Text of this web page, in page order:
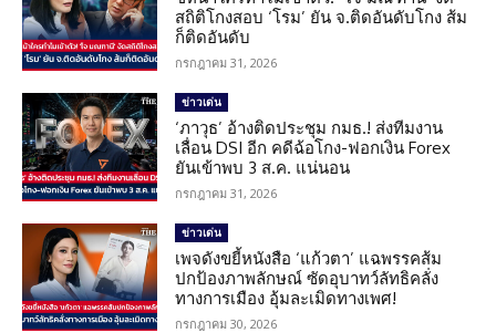
สถิติโกงสอบ ‘โรม’ ยัน จ.ติดอันดับโกง ส้ม
ก็ติดอันดับ
กรกฎาคม 31, 2026
ข่าวเด่น
‘ภาวุธ’ อ้างติดประชุม กมธ.! ส่งทีมงาน
เลื่อน DSI อีก คดีฉ้อโกง-ฟอกเงิน Forex
ยันเข้าพบ 3 ส.ค. แน่นอน
กรกฎาคม 31, 2026
ข่าวเด่น
เพจดังขยี้หนังสือ ‘แก้วตา’ แฉพรรคส้ม
ปกป้องภาพลักษณ์ ซัดอุบาทว์ลัทธิคลั่ง
ทางการเมือง อุ้มละเมิดทางเพศ!
กรกฎาคม 30, 2026